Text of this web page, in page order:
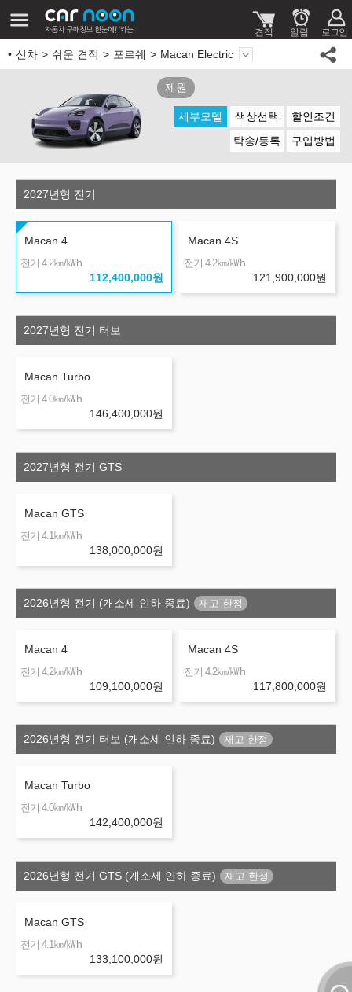
신차 쉬운 견적 포르쉐 Macan Electric
제원
세부모델 색상선택
할인조건
탁송/등록
구입방법
2027년형 전기
Macan 4
전기 4.2㎞/㎾h
112,400,000원
Macan 4S
전기 4.2㎞/㎾h
121,900,000원
2027년형 전기 터보
Macan Turbo
전기 4.0㎞/㎾h
146,400,000원
2027년형 전기 GTS
Macan GTS
전기 4.1㎞/㎾h
138,000,000원
2026년형 전기 (개소세 인하 종료)
Macan 4
전기 4.2㎞/㎾h
109,100,000원
Macan 4S
전기 4.2㎞/㎾h
117,800,000원
2026년형 전기 터보 (개소세 인하 종료)
Macan Turbo
전기 4.0㎞/㎾h
142,400,000원
2026년형 전기 GTS (개소세 인하 종료)
Macan GTS
전기 4.1㎞/㎾h
133,100,000원